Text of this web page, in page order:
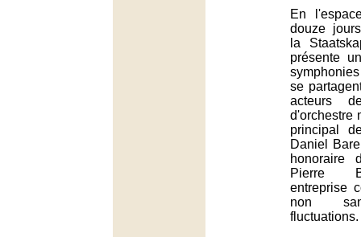
En
douze
la
présente
se
acteurs
d'orchestre
principal
Daniel
honoraire
Pierre
entreprise
non
fluctuations.